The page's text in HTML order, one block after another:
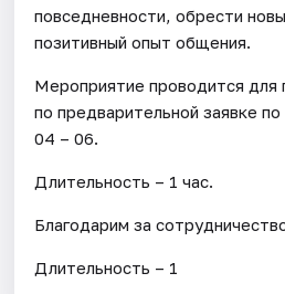
повседневности, обрести
позитивный опыт общения.
Мероприятие проводится для
по предварительной заявке
04 – 06.
Длительность – 1 час.
Благодарим за
Длительность – 1